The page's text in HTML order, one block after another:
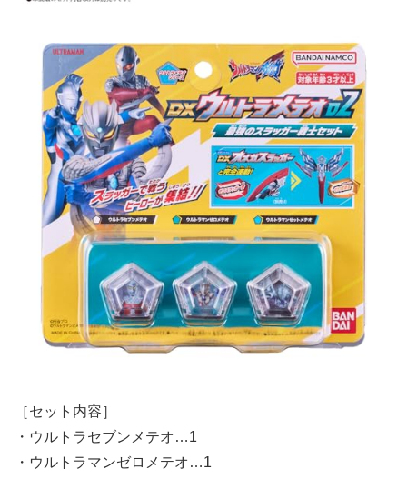
［セット内容］
・ウルトラセブンメテオ…1
・ウルトラマンゼロメテオ…1